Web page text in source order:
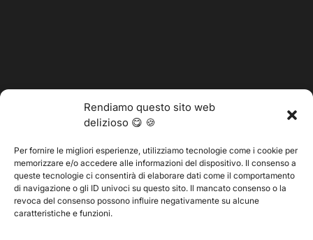
Rendiamo questo sito web
delizioso 😋 🍪
Per fornire le migliori esperienze, utilizziamo tecnologie come i cookie per
memorizzare e/o accedere alle informazioni del dispositivo. Il consenso a
queste tecnologie ci consentirà di elaborare dati come il comportamento
di navigazione o gli ID univoci su questo sito. Il mancato consenso o la
revoca del consenso possono influire negativamente su alcune
caratteristiche e funzioni.
@2025 Vertitech. Tutti i diritti riservati.
Informativa sulla privacy